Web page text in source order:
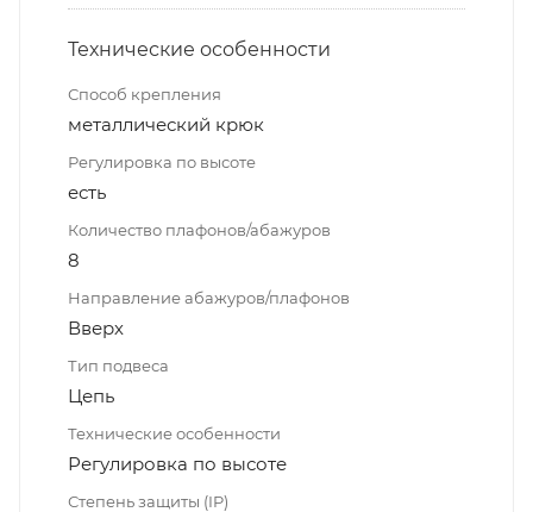
Технические особенности
Способ крепления
металлический крюк
Регулировка по высоте
есть
Количество плафонов/абажуров
8
Направление абажуров/плафонов
Вверх
Тип подвеса
Цепь
Технические особенности
Регулировка по высоте
Степень защиты (IP)